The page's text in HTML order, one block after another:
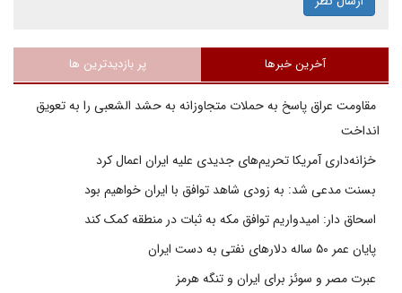
آخرین خبرها پر بازدیدترین ها
مقاومت عراق پاسخ به حملات متجاوزانه به حشد الشعبی را به تعویق
انداخت
خزانه‌داری آمریکا تحریم‌های جدیدی علیه ایران اعمال کرد
بسنت مدعی شد: به زودی شاهد توافق با ایران خواهیم بود
اسحاق دار: امیدواریم توافق مکه به ثبات در منطقه کمک کند
پایان عمر ۵۰ ساله دلارهای نفتی به دست ایران
عبرت مصر و سوئز برای ایران و تنگه هرمز